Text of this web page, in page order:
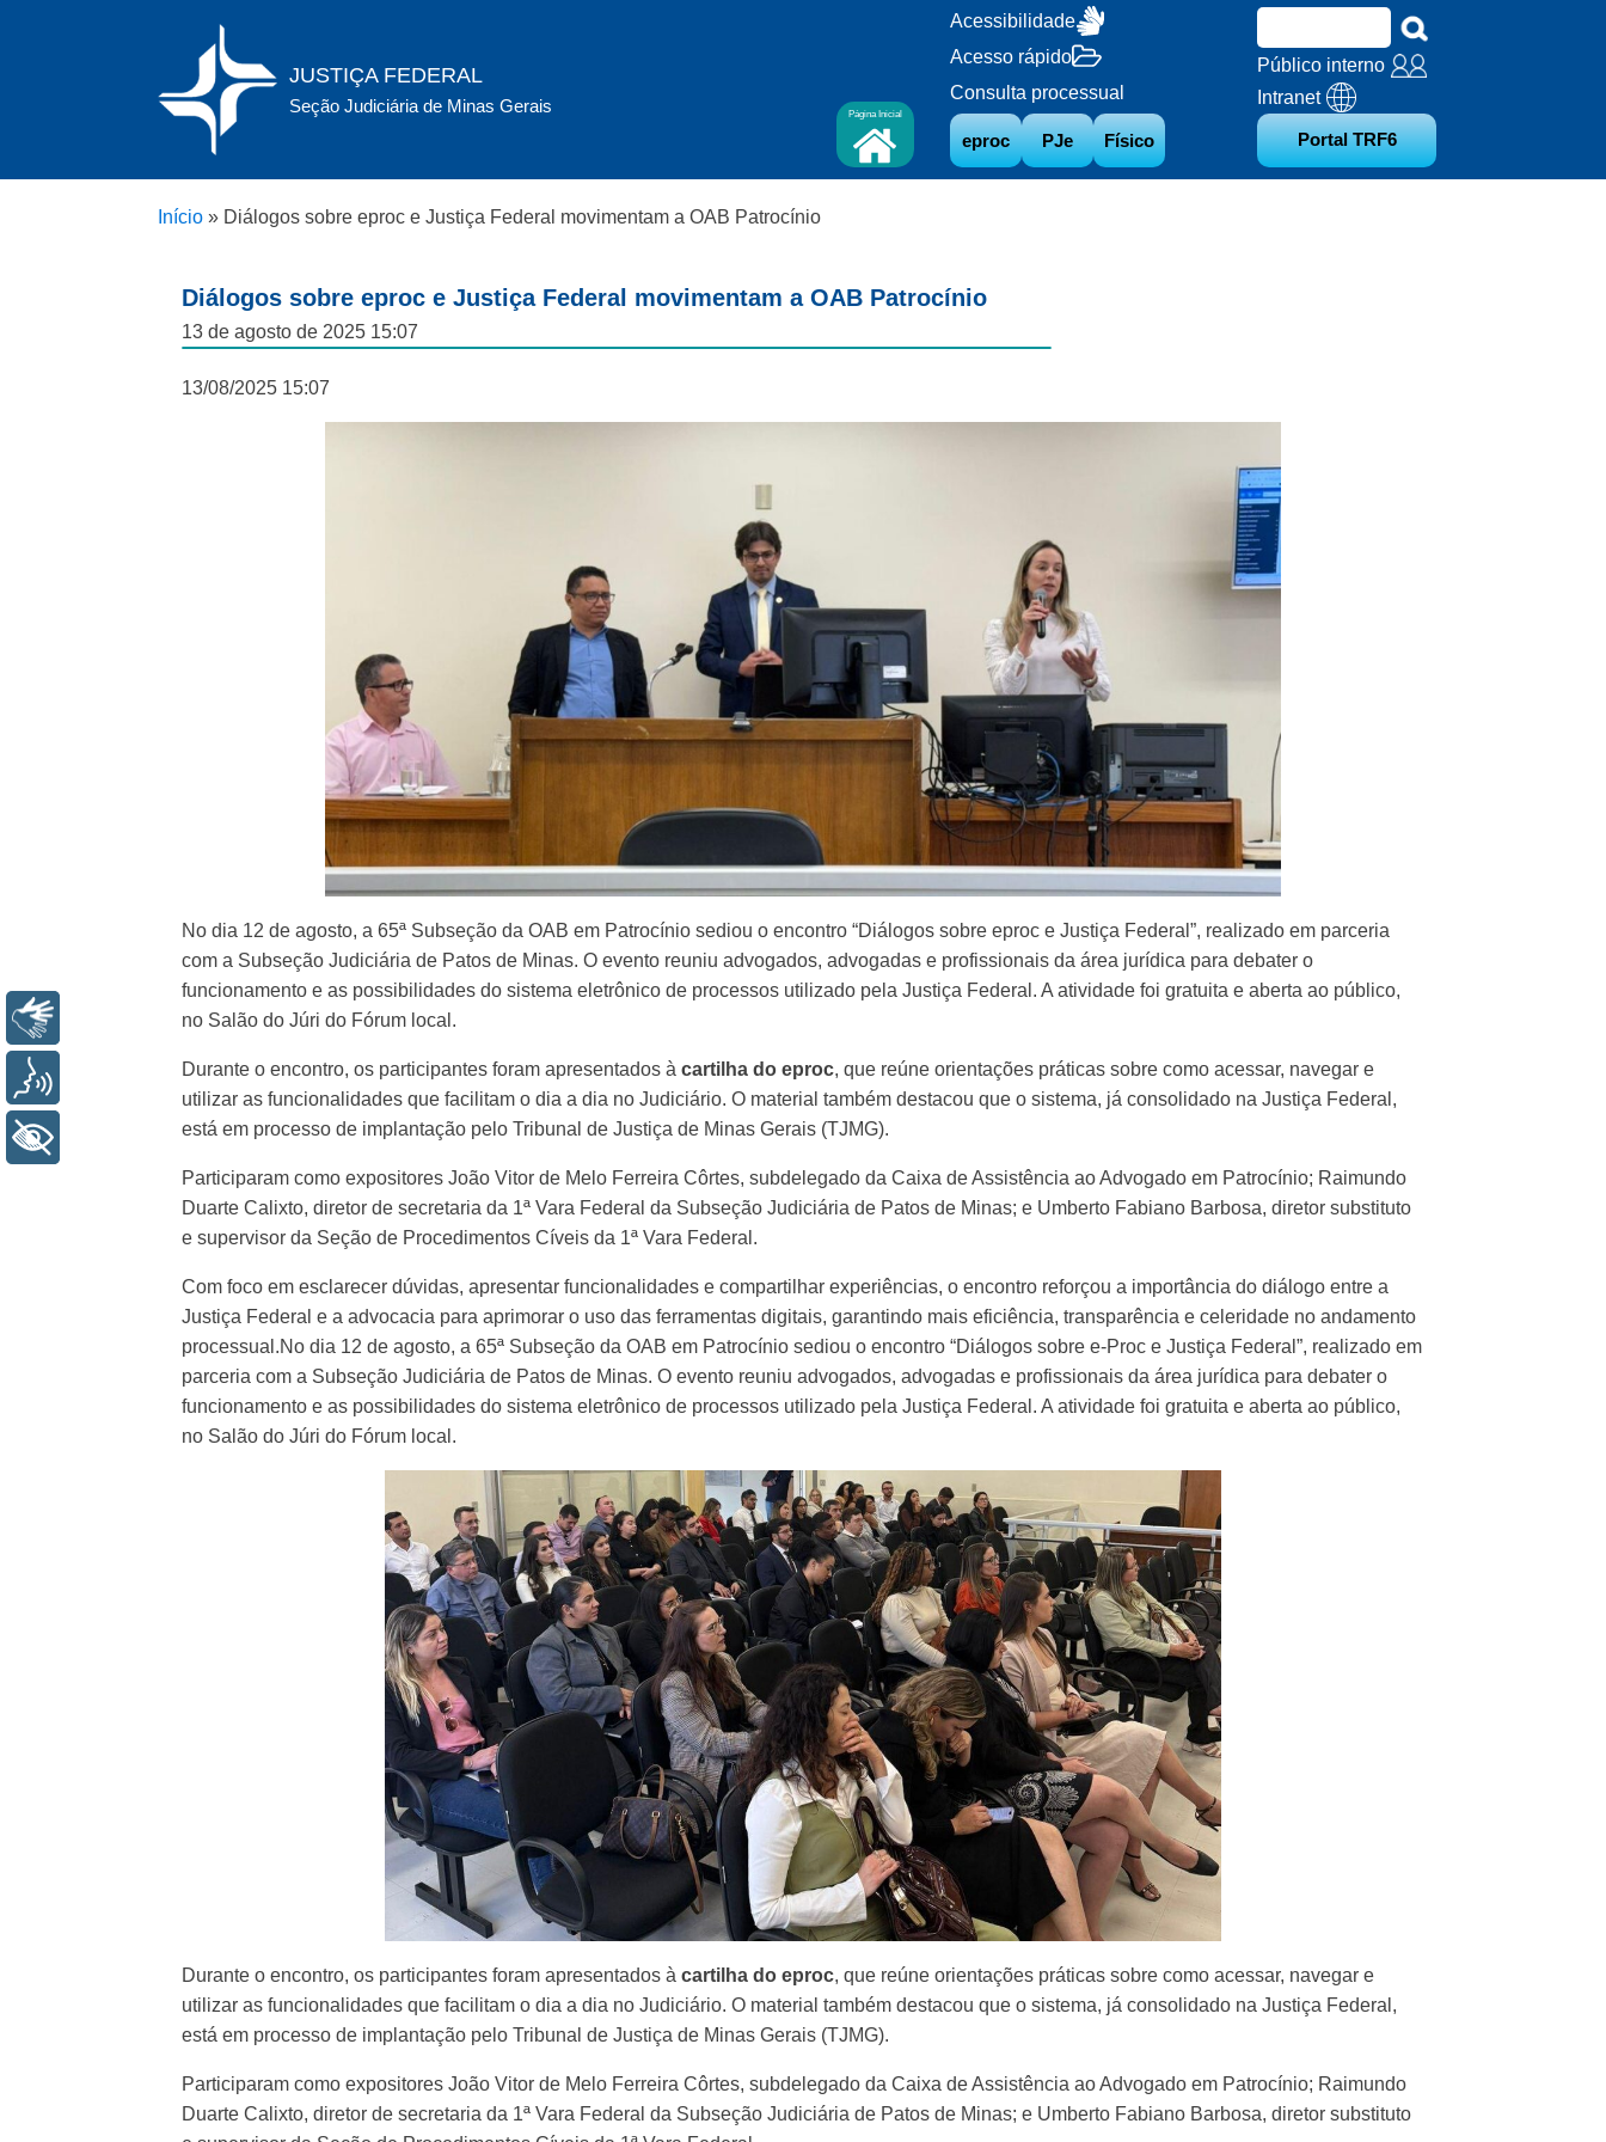
JUSTIÇA FEDERAL
Seção Judiciária de Minas Gerais Página Inicial
Acessibilidade
Acesso rápido
Consulta processual
eproc PJe Físico
Público interno
Intranet
Portal TRF6
Início » Diálogos sobre eproc e Justiça Federal movimentam a OAB Patrocínio
Diálogos sobre eproc e Justiça Federal movimentam a OAB Patrocínio
13 de agosto de 2025 15:07
13/08/2025 15:07
No dia 12 de agosto, a 65ª Subseção da OAB em Patrocínio sediou o encontro “Diálogos sobre eproc e Justiça Federal”, realizado em parceria
com a Subseção Judiciária de Patos de Minas. O evento reuniu advogados, advogadas e profissionais da área jurídica para debater o
funcionamento e as possibilidades do sistema eletrônico de processos utilizado pela Justiça Federal. A atividade foi gratuita e aberta ao público,
no Salão do Júri do Fórum local.
Durante o encontro, os participantes foram apresentados à cartilha do eproc, que reúne orientações práticas sobre como acessar, navegar e
utilizar as funcionalidades que facilitam o dia a dia no Judiciário. O material também destacou que o sistema, já consolidado na Justiça Federal,
está em processo de implantação pelo Tribunal de Justiça de Minas Gerais (TJMG).
Participaram como expositores João Vitor de Melo Ferreira Côrtes, subdelegado da Caixa de Assistência ao Advogado em Patrocínio; Raimundo
Duarte Calixto, diretor de secretaria da 1ª Vara Federal da Subseção Judiciária de Patos de Minas; e Umberto Fabiano Barbosa, diretor substituto
e supervisor da Seção de Procedimentos Cíveis da 1ª Vara Federal.
Com foco em esclarecer dúvidas, apresentar funcionalidades e compartilhar experiências, o encontro reforçou a importância do diálogo entre a
Justiça Federal e a advocacia para aprimorar o uso das ferramentas digitais, garantindo mais eficiência, transparência e celeridade no andamento
processual.No dia 12 de agosto, a 65ª Subseção da OAB em Patrocínio sediou o encontro “Diálogos sobre e-Proc e Justiça Federal”, realizado em
parceria com a Subseção Judiciária de Patos de Minas. O evento reuniu advogados, advogadas e profissionais da área jurídica para debater o
funcionamento e as possibilidades do sistema eletrônico de processos utilizado pela Justiça Federal. A atividade foi gratuita e aberta ao público,
no Salão do Júri do Fórum local.
Durante o encontro, os participantes foram apresentados à cartilha do eproc, que reúne orientações práticas sobre como acessar, navegar e
utilizar as funcionalidades que facilitam o dia a dia no Judiciário. O material também destacou que o sistema, já consolidado na Justiça Federal,
está em processo de implantação pelo Tribunal de Justiça de Minas Gerais (TJMG).
Participaram como expositores João Vitor de Melo Ferreira Côrtes, subdelegado da Caixa de Assistência ao Advogado em Patrocínio; Raimundo
Duarte Calixto, diretor de secretaria da 1ª Vara Federal da Subseção Judiciária de Patos de Minas; e Umberto Fabiano Barbosa, diretor substituto
+ Acessibilidade